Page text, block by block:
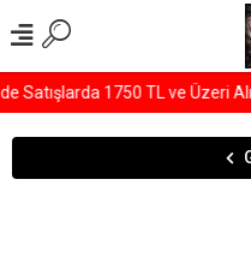
1750 TL ve Üzeri